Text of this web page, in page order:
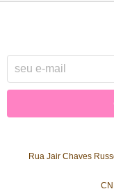
Rua Jair Chaves